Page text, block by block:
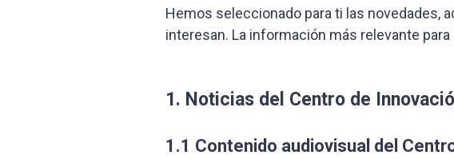
Hemos seleccionado para ti las novedades,
interesan. La información más relevante
1. Noticias del Centro de
1.1 Contenido audiovisual del